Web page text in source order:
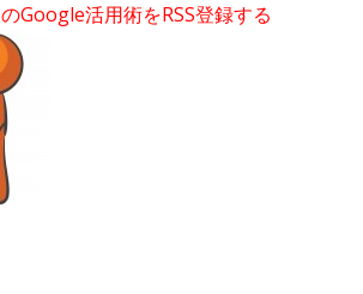
Google活用術をRSS登録する